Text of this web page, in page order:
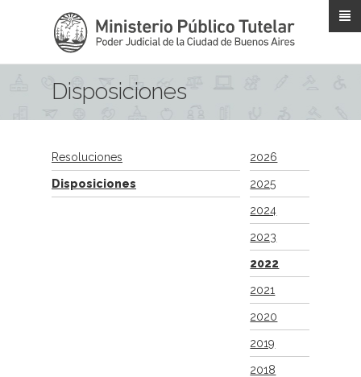
Disposiciones
Resoluciones
Disposiciones
2026
2025
2024
2023
2022
2021
2020
2019
2018